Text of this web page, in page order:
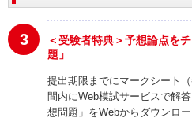
3
＜受験者特典＞予想論点を
題」
提出期限までにマークシート
間内にWeb模試サービスで解
想問題」をWebからダウンロ